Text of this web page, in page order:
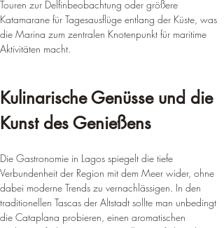
Touren zur Delfinbeobachtung oder größere
Katamarane für Tagesausflüge entlang der Küste, was
die Marina zum zentralen Knotenpunkt für maritime
Aktivitäten macht.
Kulinarische Genüsse und die
Kunst des Genießens
Die Gastronomie in Lagos spiegelt die tiefe
Verbundenheit der Region mit dem Meer wider, ohne
dabei moderne Trends zu vernachlässigen. In den
traditionellen Tascas der Altstadt sollte man unbedingt
die Cataplana probieren, einen aromatischen